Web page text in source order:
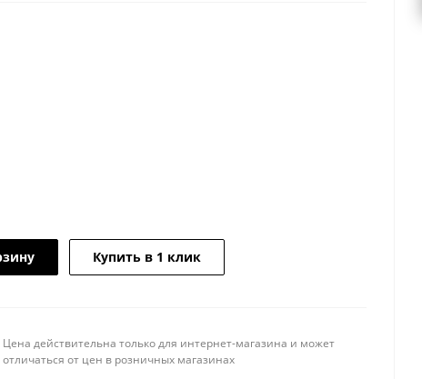
Купить в 1 клик
Цена действительна только для интернет-магазина и может
отличаться от цен в розничных магазинах